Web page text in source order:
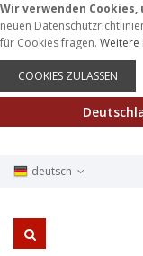
Wir verwenden
neuen
für Cookies fragen. Weitere
COOKIES ZULASSEN
deutsch